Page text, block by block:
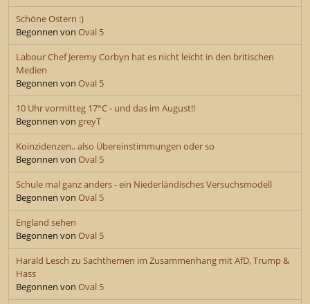
Schöne Ostern :)
Begonnen von Oval 5
Labour Chef Jeremy Corbyn hat es nicht leicht in den britischen
Medien
Begonnen von Oval 5
10 Uhr vormitteg 17°C - und das im August!!
Begonnen von greyT
Koinzidenzen.. also Übereinstimmungen oder so
Begonnen von Oval 5
Schule mal ganz anders - ein Niederländisches Versuchsmodell
Begonnen von Oval 5
England sehen
Begonnen von Oval 5
Harald Lesch zu Sachthemen im Zusammenhang mit AfD, Trump &
Hass
Begonnen von Oval 5